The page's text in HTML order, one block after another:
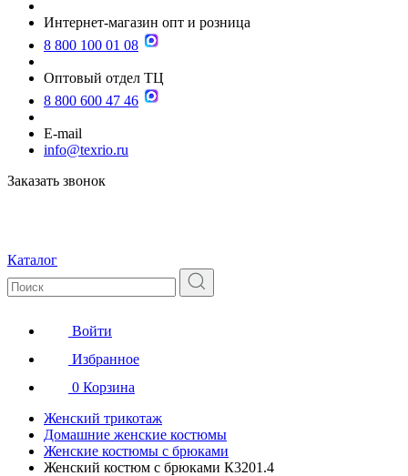
Интернет-магазин опт и розница
8 800 100 01 08
Оптовый отдел ТЦ
8 800 600 47 46
E-mail
info@texrio.ru
Заказать звонок
Каталог
Войти
Избранное
0 Корзина
Женский трикотаж
Домашние женские костюмы
Женские костюмы с брюками
Женский костюм с брюками К3201.4